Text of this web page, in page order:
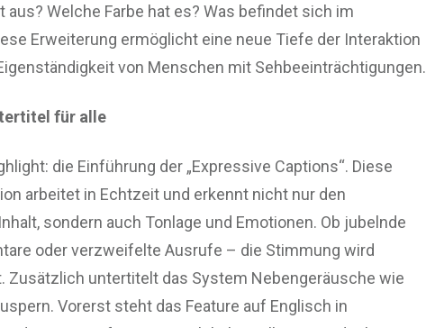
aus? Welche Farbe hat es? Was befindet sich im
Erweiterung ermöglicht eine neue Tiefe der Interaktion
von Menschen mit Sehbeeinträchtigungen.
für alle
die Einführung der „Expressive Captions“. Diese
arbeitet in Echtzeit und erkennt nicht nur den
sondern auch Tonlage und Emotionen. Ob jubelnde
oder verzweifelte Ausrufe – die Stimmung wird
Zusätzlich untertitelt das System Nebengeräusche wie
Vorerst steht das Feature auf Englisch in